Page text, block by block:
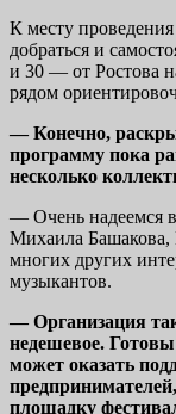
К месту
добраться и
и 30 — от Ростова
рядом
— Конечно,
программу пока
несколько
— Очень надеемся в
Михаила Башакова,
многих других
музыкантов.
— Организация
недешевое.
может оказать
площадку